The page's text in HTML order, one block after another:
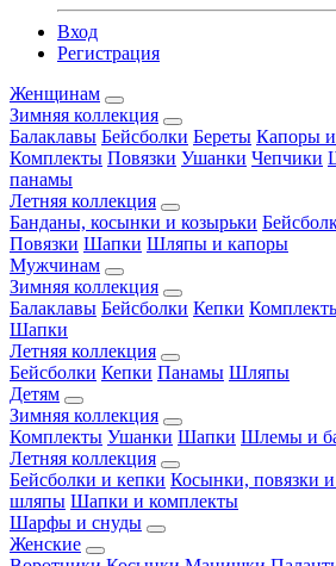
Вход
Регистрация
Женщинам
Зимняя коллекция
Балаклавы Бейсболки Береты Капоры
Комплекты Повязки Ушанки Чепчики
панамы
Летняя коллекция
Банданы, косынки и козырьки
Повязки Шапки Шляпы и капоры
Мужчинам
Зимняя коллекция
Балаклавы Бейсболки Кепки
Шапки
Летняя коллекция
Бейсболки Кепки Панамы Шляпы
Детям
Зимняя коллекция
Комплекты Ушанки Шапки Шлемы и
Летняя коллекция
Бейсболки и кепки Косынки, повязки
шляпы Шапки и комплекты
Шарфы и снуды
Женские